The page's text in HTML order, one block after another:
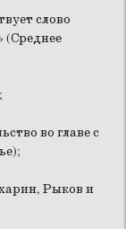
слово
(Среднее
во главе с
Рыков и